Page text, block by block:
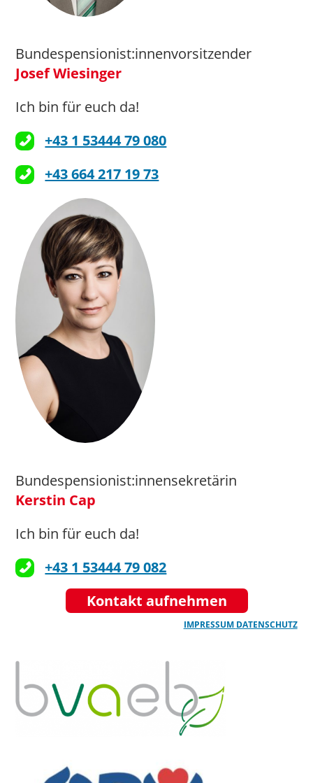
Bundespensionist:innenvorsitzender
Josef Wiesinger
Ich bin für euch da!
+43 1 53444 79 080
+43 664 217 19 73
Bundespensionist:innensekretärin
Kerstin Cap
Ich bin für euch da!
+43 1 53444 79 082
Kontakt aufnehmen
IMPRESSUM DATENSCHUTZ